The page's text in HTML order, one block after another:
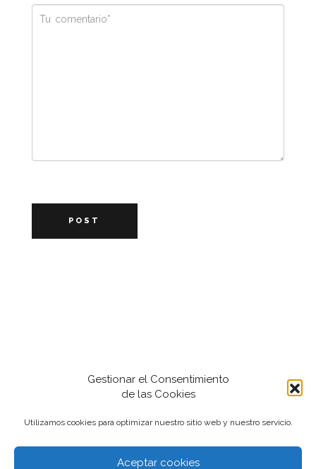
Gestionar el Consentimiento
de las Cookies
Utilizamos cookies para optimizar nuestro sitio web y nuestro servicio.
Aceptar cookies
POST